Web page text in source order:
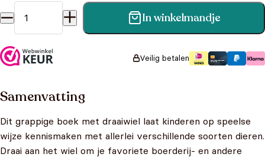
Gekke boerderijdieren - Wonderwiel - Maak met de boven-
In winkelmandje
Veilig betalen
Samenvatting
Dit grappige boek met draaiwiel laat kinderen op speelse
wijze kennismaken met allerlei verschillende soorten dieren.
Draai aan het wiel om je favoriete boerderij- en andere